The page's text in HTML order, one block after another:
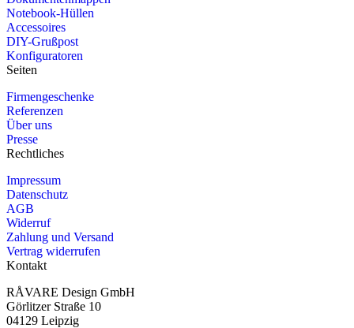
Notebook-Hüllen
Accessoires
DIY-Grußpost
Konfiguratoren
Seiten
Firmengeschenke
Referenzen
Über uns
Presse
Rechtliches
Impressum
Datenschutz
AGB
Widerruf
Zahlung und Versand
Vertrag widerrufen
Kontakt
RÅVARE Design GmbH
Görlitzer Straße 10
04129 Leipzig